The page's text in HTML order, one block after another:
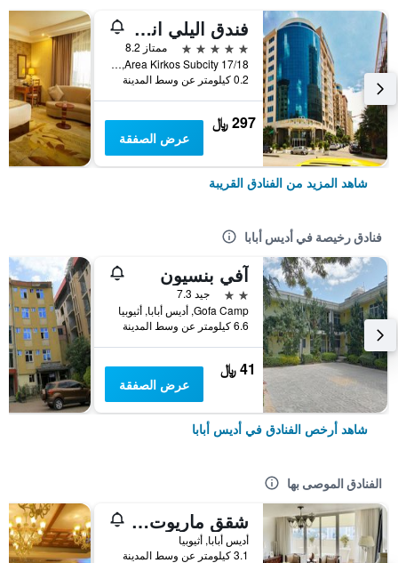
فندق اليلي انترناشيونال
5 نجوم
ممتاز 8.2
Area Kirkos Subcity 17/18, أديس أبابا, أثيوبيا
0.2 كيلومتر عن وسط المدينة
297 ﷼
عرض الصفقة
شاهد المزيد من الفنادق القريبة
فنادق رخيصة في أديس أبابا
آفي بنسيون
2 نجمتين
جيد 7.3
Gofa Camp, أديس أبابا, أثيوبيا
6.6 كيلومتر عن وسط المدينة
41 ﷼
عرض الصفقة
شاهد أرخص الفنادق في أديس أبابا
الفنادق الموصى بها
شقق ماريوت التنفيذية أديس أبابا
أديس أبابا, أثيوبيا
3.1 كيلومتر عن وسط المدينة